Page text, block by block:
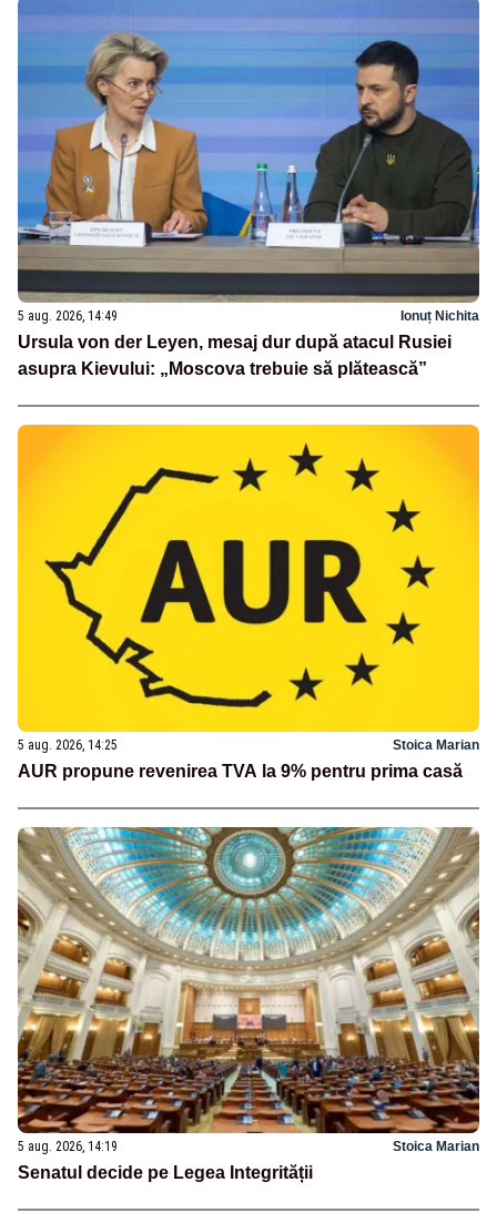
5 aug. 2026, 14:49 Ionuț Nichita
Ursula von der Leyen, mesaj dur după atacul Rusiei
asupra Kievului: „Moscova trebuie să plătească”
5 aug. 2026, 14:25 Stoica Marian
AUR propune revenirea TVA la 9% pentru prima casă
5 aug. 2026, 14:19 Stoica Marian
Senatul decide pe Legea Integrității